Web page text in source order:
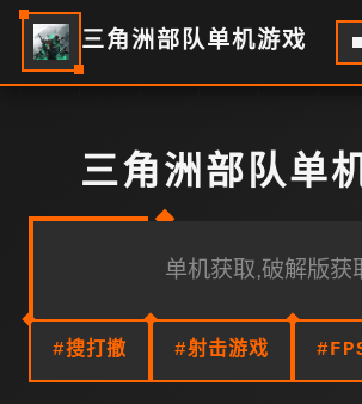
三角洲部队单机游戏
三角洲部队单
单机获取,破解版获
#搜打撤 #射击游戏